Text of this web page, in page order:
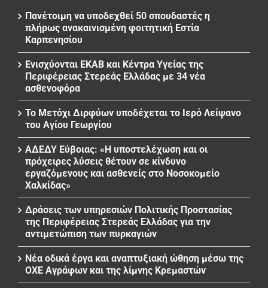
Πανέτοιμη να υποδεχθεί 50 σπουδαστές η
πλήρως ανακαινισμένη φοιτητική Εστία
Καρπενησίου
Ενισχύονται ΕΚΑΒ και Κέντρα Υγείας της
Περιφέρειας Στερεάς Ελλάδας με 34 νέα
ασθενοφόρα
Το Μετόχι Διρφύων υποδέχεται το Ιερό Λείψανο
του Αγίου Γεωργίου
ΑΔΕΔΥ Εύβοιας: «Η υποστελέχωση και οι
πρόχειρες λύσεις θέτουν σε κίνδυνο
εργαζόμενους και ασθενείς στο Νοσοκομείο
Χαλκίδας»
Δράσεις των υπηρεσιών Πολιτικής Προστασίας
της Περιφέρειας Στερεάς Ελλάδας για την
αντιμετώπιση των πυρκαγιών
Νέα οδικά έργα και αναπτυξιακή ώθηση μέσω της
ΟΧΕ Αγράφων και της λίμνης Κρεμαστών